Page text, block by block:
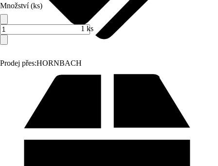
Prodej přes:HORNBACH
Množství (ks)
1 ks